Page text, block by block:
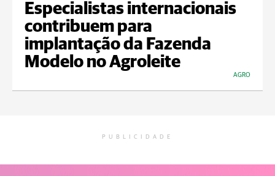
Especialistas internacionais
contribuem para
implantação da Fazenda
Modelo no Agroleite
AGRO
PUBLICIDADE